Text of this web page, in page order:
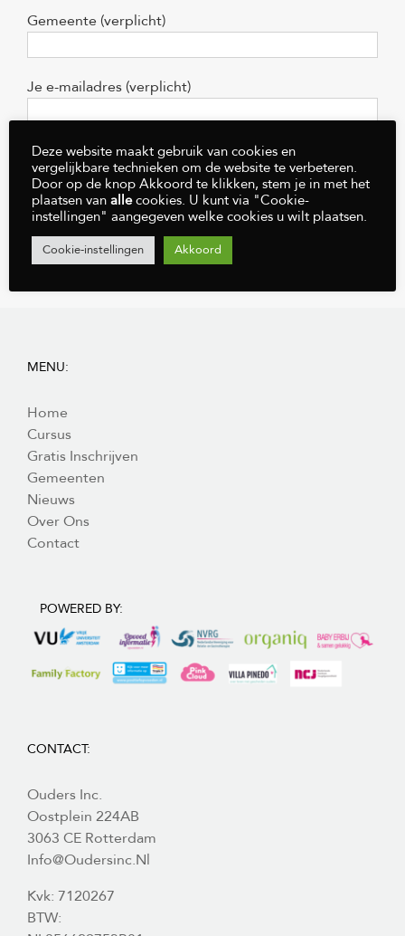
Gemeente (verplicht)
Je e-mailadres (verplicht)
Gelieve dit veld leeg te laten.
MENU:
Home
Cursus
Gratis Inschrijven
Gemeenten
Nieuws
Over Ons
Contact
POWERED BY:
CONTACT:
Ouders Inc.
Oostplein 224AB
3063 CE Rotterdam
Info@oudersinc.nl
Kvk: 7120267
BTW:
Deze website maakt gebruik van cookies en
vergelijkbare technieken om de website te verbeteren.
Door op de knop Akkoord te klikken, stem je in met het
plaatsen van allecookies. U kunt via "Cookie-
instellingen" aangegeven welke cookies u wilt plaatsen.
Cookie-instellingen Akkoord